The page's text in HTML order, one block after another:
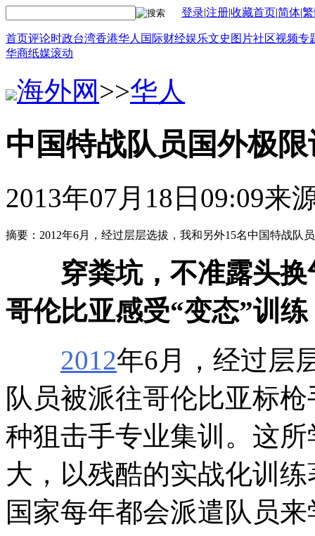
登录|注册|收藏首页|简体|
首页评论时政台湾香港华人 国际财经娱乐文史 图片社区视频专
华商纸媒滚动
海外网 >>华人
中国特战队员国外极
2013年07月18日09:09来
摘要：2012年6月，经过层层选拔，我和另外15名中国特战
穿粪坑，不准露头
哥伦比亚感受“变态”训练
2012年6月，经过层
队员被派往哥伦比亚标
种狙击手专业集训。这
大，以残酷的实战化训
国家每年都会派遣队员